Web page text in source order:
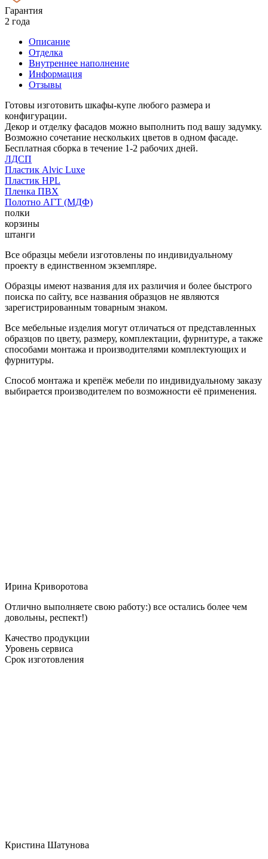
Гарантия
2 года
Описание
Отделка
Внутреннее наполнение
Информация
Отзывы
Готовы изготовить шкафы-купе любого размера и
конфигурации.
Декор и отделку фасадов можно выполнить под вашу задумку.
Возможно сочетание нескольких цветов в одном фасаде.
Бесплатная сборка в течение 1-2 рабочих дней.
ЛДСП
Пластик Alvic Luxe
Пластик HPL
Пленка ПВХ
Полотно АГТ (МДФ)
полки
корзины
штанги
Все образцы мебели изготовлены по индивидуальному
проекту в единственном экземпляре.
Образцы имеют названия для их различия и более быстрого
поиска по сайту, все названия образцов не являются
зарегистрированным товарным знаком.
Все мебельные изделия могут отличаться от представленных
образцов по цвету, размеру, комплектации, фурнитуре, а также
способами монтажа и производителями комплектующих и
фурнитуры.
Способ монтажа и крепёж мебели по индивидуальному заказу
выбирается производителем по возможности её применения.
Ирина Криворотова
Отлично выполняете свою работу:) все остались более чем
довольны, респект!)
Качество продукции
Уровень сервиса
Срок изготовления
Кристина Шатунова